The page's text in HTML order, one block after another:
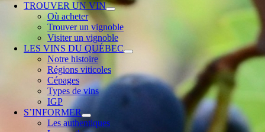
TROUVER UN VIN
Où acheter
Trouver un vignoble
Visiter un vignoble
LES VINS DU QUÉBEC
Notre histoire
Régions viticoles
Cépages
Types de vins
IGP
S’INFORMER
Les authentiques